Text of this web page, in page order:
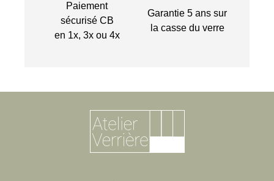
Paiement
sécurisé CB
en 1x, 3x ou 4x
Garantie 5 ans sur
la casse du verre